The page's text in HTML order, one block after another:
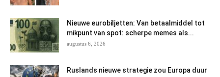
Nieuwe eurobiljetten: Van betaalmiddel tot
mikpunt van spot: scherpe memes als...
augustus 6, 2026
Ruslands nieuwe strategie zou Europa duur